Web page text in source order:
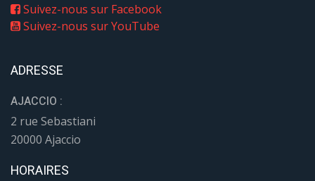
Suivez-nous sur Facebook
Suivez-nous sur YouTube
ADRESSE
AJACCIO :
2 rue Sebastiani
20000 Ajaccio
HORAIRES